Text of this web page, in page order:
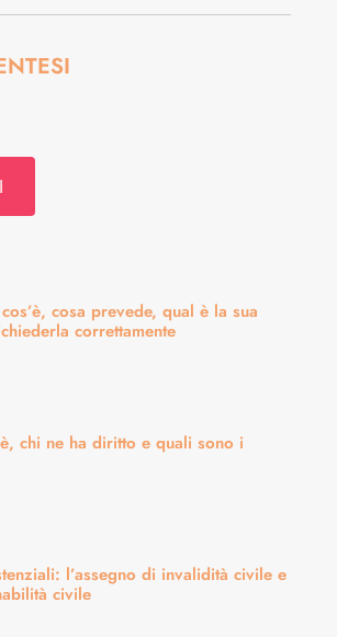
cosa prevede, qual è la sua
correttamente
chi ne ha diritto e quali sono i
l’assegno di invalidità civile e
civile